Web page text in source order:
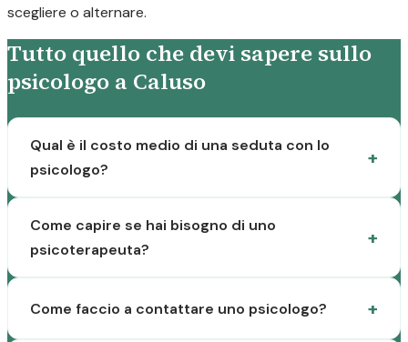
scegliere o alternare.
Tutto quello che devi sapere sullo
psicologo a Caluso
Qual è il costo medio di una seduta con lo
psicologo?
Come capire se hai bisogno di uno
psicoterapeuta?
Come faccio a contattare uno psicologo?